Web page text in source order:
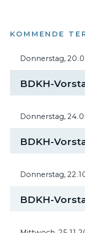
KOMMENDE
Donnerstag,
BDKH-
Donnerstag,
BDKH-
Donnerstag,
BDKH-